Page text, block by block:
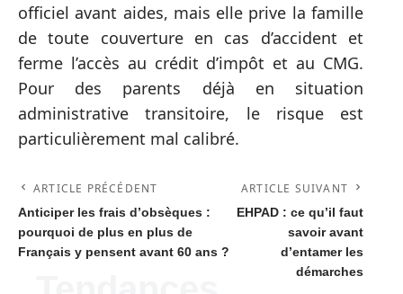
officiel avant aides, mais elle prive la famille
de toute couverture en cas d’accident et
ferme l’accès au crédit d’impôt et au CMG.
Pour des parents déjà en situation
administrative transitoire, le risque est
particulièrement mal calibré.
ARTICLE PRÉCÉDENT
Anticiper les frais d’obsèques :
pourquoi de plus en plus de
Français y pensent avant 60 ans ?
ARTICLE SUIVANT
EHPAD : ce qu’il faut
savoir avant
d’entamer les
démarches